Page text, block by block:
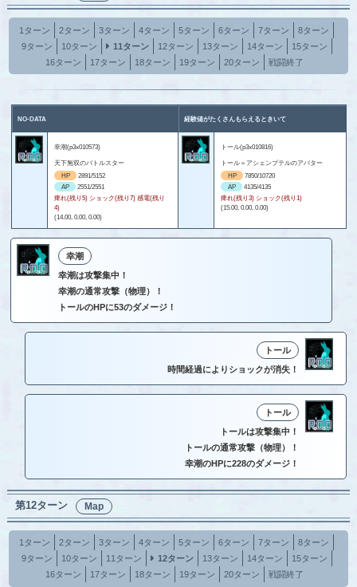
1ターン 2ターン 3ターン 4ターン 5ターン 6ターン 7ターン
8ターン
9ターン
10ターン 11ターン 12ターン 13ターン 14ターン
15ターン
16ターン
17ターン 18ターン 19ターン 20ターン 戦闘終了
NO-DATA 経験値がたくさんもらえるときいて
幸潮(p3x010573)
天下無双のバトルスター
HP
2891/5152
AP
2551/2551
痺れ(残り5) ショック(残り7) 感電(残り
4)
(14.00, 0.00, 0.00)
トール(p3x010816)
トール＝アシェンプテルのアバター
HP
7850/10720
AP
4135/4135
痺れ(残り3) ショック(残り1)
(15.00, 0.00, 0.00)
幸潮
幸潮は攻撃集中！
幸潮の通常攻撃（物理）！
トールのHPに53のダメージ！
トール
時間経過によりショックが消失！
トール
トールは攻撃集中！
トールの通常攻撃（物理）！
幸潮のHPに228のダメージ！
第12ターン Map
1ターン 2ターン 3ターン 4ターン 5ターン 6ターン 7ターン
8ターン
9ターン
10ターン 11ターン 12ターン 13ターン 14ターン
15ターン
16ターン
17ターン 18ターン 19ターン 20ターン 戦闘終了